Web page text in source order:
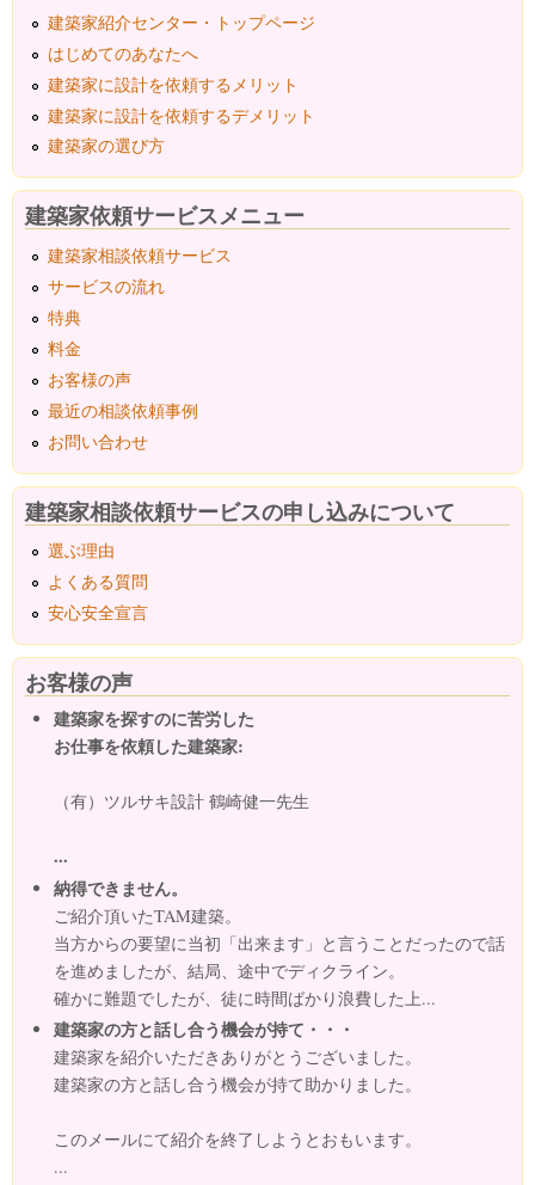
建築家紹介センター・トップページ
はじめてのあなたへ
建築家に設計を依頼するメリット
建築家に設計を依頼するデメリット
建築家の選び方
建築家依頼サービスメニュー
建築家相談依頼サービス
サービスの流れ
特典
料金
お客様の声
最近の相談依頼事例
お問い合わせ
建築家相談依頼サービスの申し込みについて
選ぶ理由
よくある質問
安心安全宣言
お客様の声
建築家を探すのに苦労した
お仕事を依頼した建築家:
（有）ツルサキ設計 鶴崎健一先生
...
納得できません。
ご紹介頂いたTAM建築。
当方からの要望に当初「出来ます」と言うことだったので話
を進めましたが、結局、途中でディクライン。
確かに難題でしたが、徒に時間ばかり浪費した上...
建築家の方と話し合う機会が持て・・・
建築家を紹介いただきありがとうございました。
建築家の方と話し合う機会が持て助かりました。
このメールにて紹介を終了しようとおもいます。
...